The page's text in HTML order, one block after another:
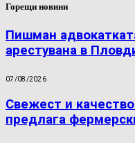
Горещи новини
Пишман
арестувана в
07/08/2026
Свежест и
предлага